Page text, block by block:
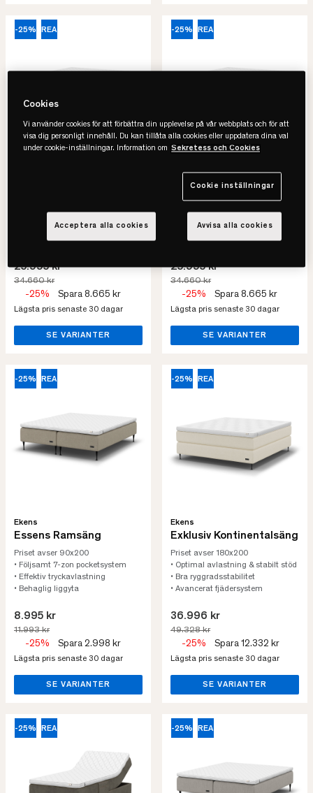
-25% REA
• Avancerat 7-zon resårsystem
• Optimal tryckavlastning
• Följsam säng
25.995 kr
34.660 kr
-25% Spara 8.665 kr
Lägsta pris senaste 30 dagar
SE VARIANTER
-25% REA
Ekens
Essens Kontinentalsäng
Priset avser 180x200
• Avancerat 7-zon resårsystem
• Optimal tryckavlastning
• Följsam säng
25.995 kr
34.660 kr
-25% Spara 8.665 kr
Lägsta pris senaste 30 dagar
SE VARIANTER
-25% REA
Ekens
Essens Ramsäng
Priset avser 90x200
• Följsamt 7-zon pocketsystem
• Effektiv tryckavlastning
• Behaglig liggyta
8.995 kr
11.993 kr
-25% Spara 2.998 kr
Lägsta pris senaste 30 dagar
SE VARIANTER
-25% REA
Ekens
Exklusiv Kontinentalsäng
Priset avser 180x200
• Optimal avlastning & stabilt stöd
• Bra ryggradsstabilitet
• Avancerat fjädersystem
36.996 kr
49.328 kr
-25% Spara 12.332 kr
Lägsta pris senaste 30 dagar
SE VARIANTER
-25% REA -25% REA
Cookies
Vi använder cookies för att förbättra din upplevelse på vår webbplats och för att
visa dig personligt innehåll. Du kan tillåta alla cookies eller uppdatera dina val
under cookie-inställningar. Information om Sekretess och Cookies
Cookie inställningar
Avvisa alla cookies
Acceptera alla cookies